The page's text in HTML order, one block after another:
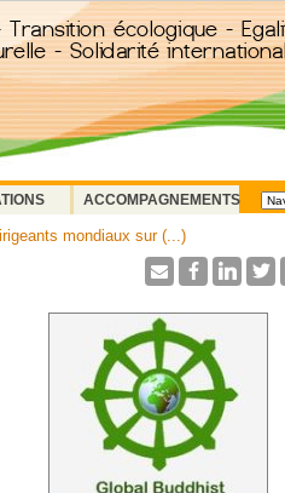
ACCOMPAGNEMENTS
mondiaux sur (...)